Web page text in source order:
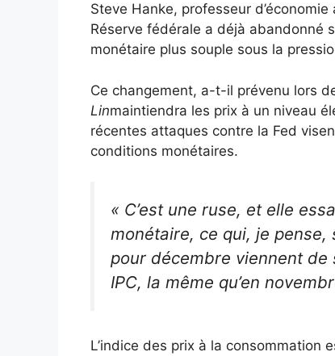
Steve Hanke, professeur
Réserve fédérale a déjà abandonné
monétaire plus souple sous la
Ce changement, a-t-il prévenu lors
Linmaintiendra les prix à un niveau
récentes attaques contre la Fed
conditions monétaires.
« C’est une ruse, et elle
monétaire, ce qui, je pense,
pour décembre viennent
IPC, la même qu’en
L’indice des prix à la consommation